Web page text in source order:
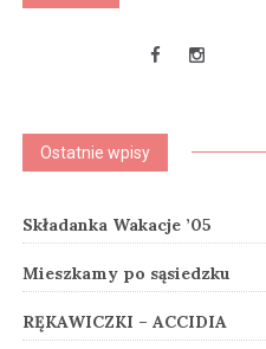
Ostatnie wpisy
Składanka Wakacje ’05
Mieszkamy po sąsiedzku
RĘKAWICZKI – ACCIDIA